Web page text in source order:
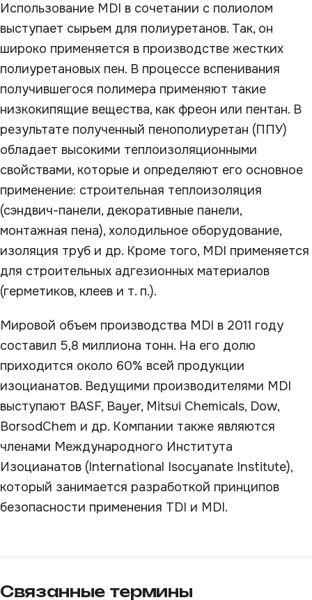
Использование MDI в сочетании с полиолом
выступает сырьем для полиуретанов. Так, он
широко применяется в производстве жестких
полиуретановых пен. В процессе вспенивания
получившегося полимера применяют такие
низкокипящие вещества, как фреон или пентан. В
результате полученный пенополиуретан (ППУ)
обладает высокими теплоизоляционными
свойствами, которые и определяют его основное
применение: строительная теплоизоляция
(сэндвич-панели, декоративные панели,
монтажная пена), холодильное оборудование,
изоляция труб и др. Кроме того, MDI применяется
для строительных адгезионных материалов
(герметиков, клеев и т. п.).
Мировой объем производства MDI в 2011 году
составил 5,8 миллиона тонн. На его долю
приходится около 60% всей продукции
изоцианатов. Ведущими производителями MDI
выступают BASF, Bayer, Mitsui Chemicals, Dow,
BorsodChem и др. Компании также являются
членами Международного Института
Изоцианатов (International Isocyanate Institute),
который занимается разработкой принципов
безопасности применения TDI и MDI.
Связанные термины